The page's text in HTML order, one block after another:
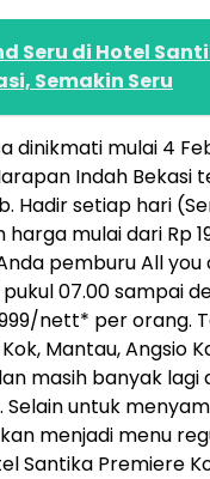
Seru di Hotel
Semakin Seru
dinikmati mulai 4
Indah Bekasi
Hadir setiap hari
mulai dari Rp
pemburu All
07.00 sampai
nett* per orang.
Mantau, Angsio
masih banyak lagi
Selain untuk
menjadi menu
Santika Premiere